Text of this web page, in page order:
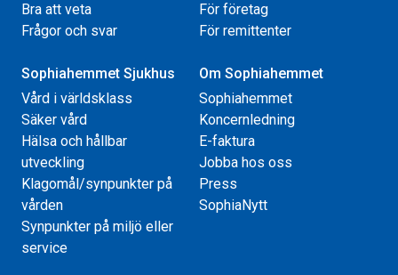
Bra att veta
Frågor och svar
För företag
För remittenter
Sophiahemmet Sjukhus
Vård i världsklass
Säker vård
Hälsa och hållbar
utveckling
Klagomål/synpunkter på
vården
Synpunkter på miljö eller
service
Om Sophiahemmet
Sophiahemmet
Koncernledning
E-faktura
Jobba hos oss
Press
SophiaNytt